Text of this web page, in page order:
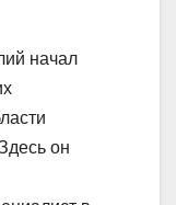
начал
он